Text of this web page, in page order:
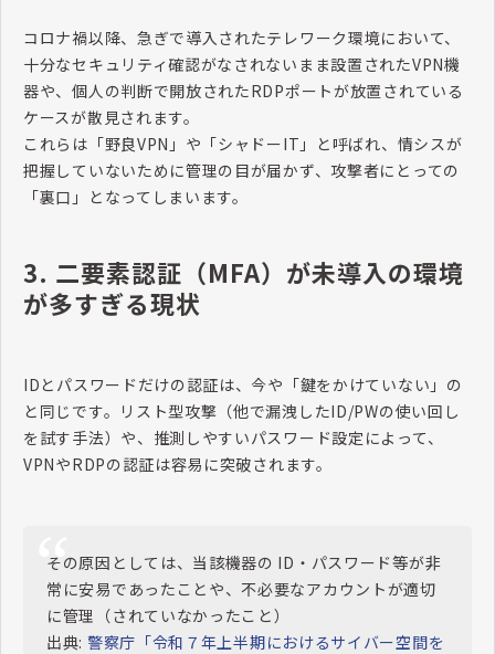
コロナ禍以降、急ぎで導入されたテレワーク環境において、
十分なセキュリティ確認がなされないまま設置されたVPN機
器や、個人の判断で開放されたRDPポートが放置されている
ケースが散見されます。
これらは「野良VPN」や「シャドーIT」と呼ばれ、情シスが
把握していないために管理の目が届かず、攻撃者にとっての
「裏口」となってしまいます。
3. 二要素認証（MFA）が未導入の環境
が多すぎる現状
IDとパスワードだけの認証は、今や「鍵をかけていない」の
と同じです。リスト型攻撃（他で漏洩したID/PWの使い回し
を試す手法）や、推測しやすいパスワード設定によって、
VPNやRDPの認証は容易に突破されます。
その原因としては、当該機器の ID・パスワード等が非
常に安易であったことや、不必要なアカウントが適切
に管理（されていなかったこと）
出典: 警察庁「令和７年上半期におけるサイバー空間を